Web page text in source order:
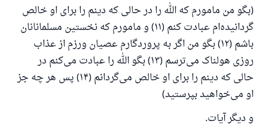
(بگو من مامورم که الله را در حالی که دینم را برای او خالص
گردانیده‌ام عبادت کنم (۱۱) و مامورم که نخستین مسلمانانان
باشم (۱۲) بگو من اگر به پروردگارم عصیان ورزم از عذاب
روزی هولناک می‌ترسم (۱۳) بگو الله را عبادت می‌کنم در
حالی که دینم را برای او خالص می‌گردانم (۱۴) پس هر چه جز
او می‌خواهید بپرستید)
و دیگر آیات.
را نجات داد.
از پرسش تا پاسخ، کمک مالی شما «اسلام سوال و جواب» را
یاری می‌دهد.
رسول الله صلی الله علیه وسلم می‌فرماید
آنکه به سوی خیری راهنمایی کند مانند پاداش انجام
دهنده‌اش را خواهد داشت